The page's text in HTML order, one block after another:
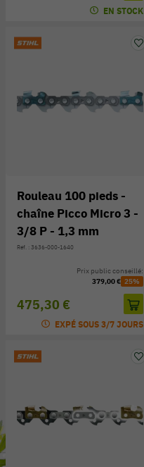
EN STOCK
Rouleau 100 pieds -
chaîne Picco Micro 3 -
3/8 P - 1,3 mm
Réf. : 3636-000-1640
475,30 €
Prix public conseillé:
379,00 € 25%
EXPÉ SOUS 3/7 JOURS